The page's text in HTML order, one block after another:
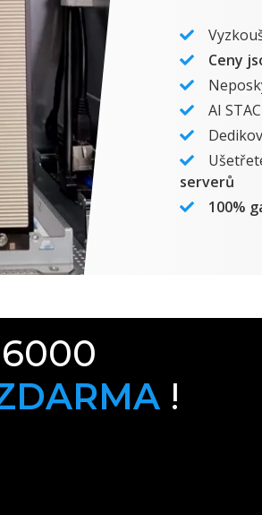
Ceny
AI
serverů
100%
!